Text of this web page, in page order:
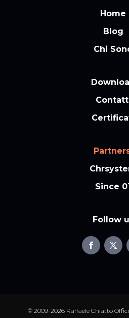
Home
Blog
Chi
Since
Follow
© 2009-2026 Raffaele Chiatto